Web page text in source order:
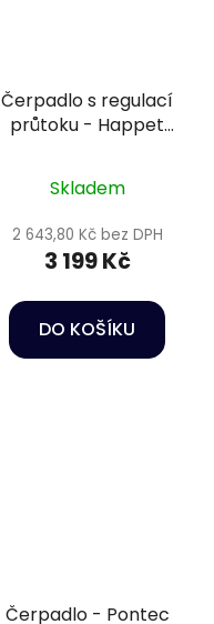
Čerpadlo s regulací
průtoku - Happet
Skladem
2 643,80 Kč bez DPH
3 199 Kč
DO KOŠÍKU
Čerpadlo - Pontec